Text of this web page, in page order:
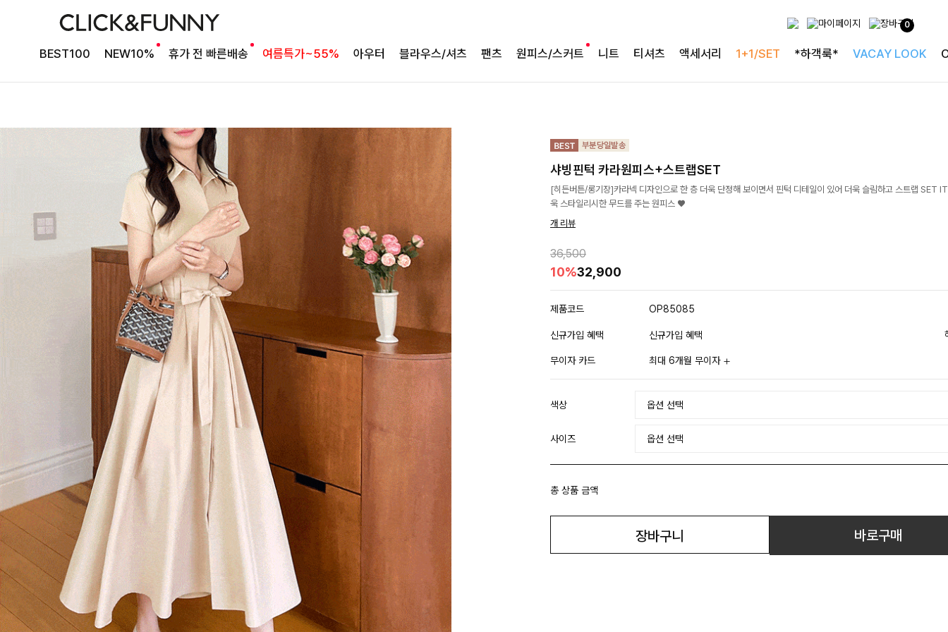
0
BEST100 NEW10% 휴가 전 빠른배송 여름특가~55% 아우터 블라우스/셔츠 팬츠 원피스/스커트 니트 티셔츠 액세서리 1+1/SET *하객룩* VACAY LOOK
샤빙핀턱 카라원피스+스트랩SET
[히든버튼/롱기장]카라넥 디자인으로 한 층 더욱 단정해 보이면서 핀턱 디테일이 있어 더욱 슬림하고 스트랩 SET
욱 스타일리시한 무드를 주는 원피스 ♥
개 리뷰
36,500
10%32,900
제품코드 OP85085
신규가입 혜택 신규가입 혜택
무이자 카드 최대 6개월 무이자
색상
사이즈
총 상품 금액
장바구니 바로구매